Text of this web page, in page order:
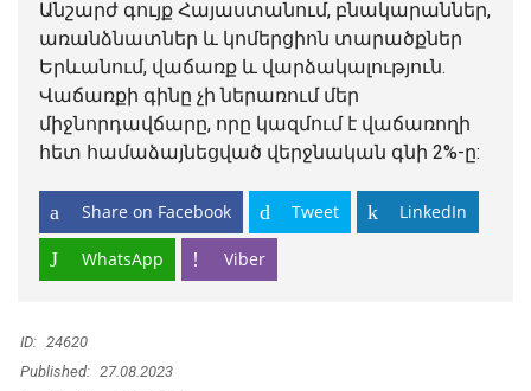
Անշարժ գույք Հայաստանում, բնակարաններ,
առանձնատներ և կոմերցիոն տարածքներ
Երևանում, վաճառք և վարձակալություն.
Վաճառքի գինը չի ներառում մեր
միջնորդավճարը, որը կազմում է վաճառողի
հետ համաձայնեցված վերջնական գնի 2%-ը:
Share on Facebook Tweet LinkedIn
WhatsApp Viber
ID: 24620
Published: 27.08.2023